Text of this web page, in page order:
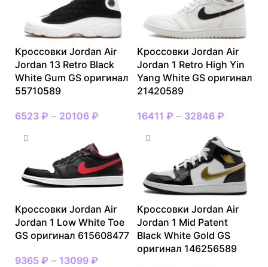
Кроссовки Jordan Air
Jordan 13 Retro Black
White Gum GS оригинал
55710589
6523 ₽ – 20106 ₽
Кроссовки Jordan Air
Jordan 1 Retro High Yin
Yang White GS оригинал
21420589
16411 ₽ – 32846 ₽
Кроссовки Jordan Air
Jordan 1 Low White Toe
GS оригинал 615608477
9365 ₽ – 13099 ₽
Кроссовки Jordan Air
Jordan 1 Mid Patent
Black White Gold GS
оригинал 146256589